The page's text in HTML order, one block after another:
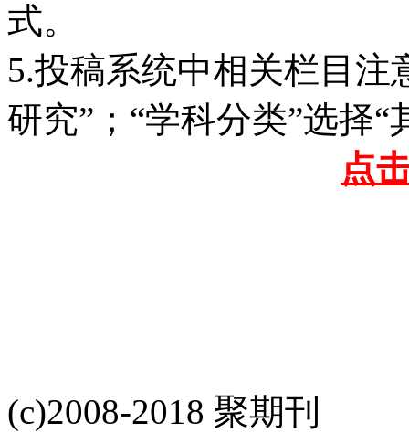
式。
5.投稿系统中相关栏目注
研究”；“学科分类”选择“
点
(c)2008-2018 聚期刊